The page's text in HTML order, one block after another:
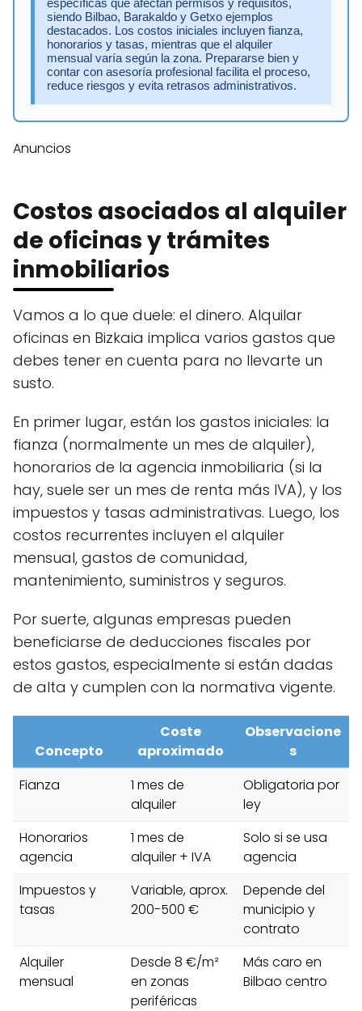
específicas que afectan permisos y requisitos,
siendo Bilbao, Barakaldo y Getxo ejemplos
destacados. Los costos iniciales incluyen fianza,
honorarios y tasas, mientras que el alquiler
mensual varía según la zona. Prepararse bien y
contar con asesoría profesional facilita el proceso,
reduce riesgos y evita retrasos administrativos.
Anuncios
Costos asociados al alquiler
de oficinas y trámites
inmobiliarios
Vamos a lo que duele: el dinero. Alquilar
oficinas en Bizkaia implica varios gastos que
debes tener en cuenta para no llevarte un
susto.
En primer lugar, están los gastos iniciales: la
fianza (normalmente un mes de alquiler),
honorarios de la agencia inmobiliaria (si la
hay, suele ser un mes de renta más IVA), y los
impuestos y tasas administrativas. Luego, los
costos recurrentes incluyen el alquiler
mensual, gastos de comunidad,
mantenimiento, suministros y seguros.
Por suerte, algunas empresas pueden
beneficiarse de deducciones fiscales por
estos gastos, especialmente si están dadas
de alta y cumplen con la normativa vigente.
Concepto
Coste
aproximado
Observacione
s
Fianza
1 mes de
alquiler
Obligatoria por
ley
Honorarios
agencia
1 mes de
alquiler + IVA
Solo si se usa
agencia
Impuestos y
tasas
Variable, aprox.
200-500 €
Depende del
municipio y
contrato
Alquiler
mensual
Desde 8 €/m²
en zonas
periféricas
Más caro en
Bilbao centro